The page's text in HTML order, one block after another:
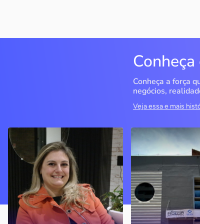
Conheça a força
negócios,
Veja essa e mais
Delucci
Bento Gonçalves / RS
Sem saber muito sobre
empreendedorismo, o casal
contou com o Sebrae para
aprender tudo sobre o
assunto, colocar o negócio
nos eixos e ainda abrir uma
nova empresa
Infoecia
Ltda
Londrina / PR
Com mais de 20
mercado, o
contou com o
crescimento do